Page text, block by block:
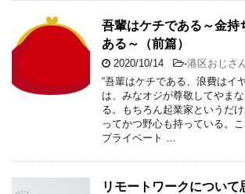
吾輩はケチである～金持
ある～（前篇）
2020/10/14 -港区おじさ
“吾輩はケチである、浪費は
は、みなオジが尊敬してやま
る。もちろん起業家というだ
ってかつ野心も持っている。
プライベート …
リモートワークについて